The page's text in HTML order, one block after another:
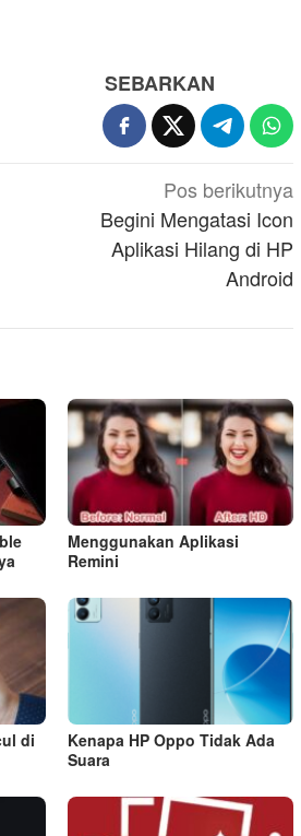
SEBARKAN
Pos berikutnya
Begini Mengatasi Icon
Aplikasi Hilang di HP
Android
Menggunakan Aplikasi
Remini
di
Kenapa HP Oppo Tidak Ada
Suara